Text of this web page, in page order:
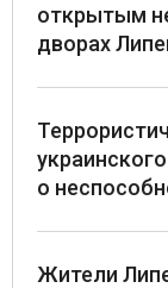
открытым
дворах
о
Жители